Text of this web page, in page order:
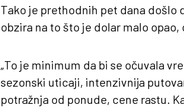
Tako je prethodnih pet dana došlo
obzira na to što je dolar malo
„To je minimum da bi se očuvala
sezonski uticaji, intenzivnija
potražnja od ponude, cene rastu.